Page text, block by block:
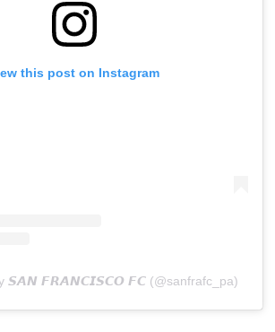
this post on Instagram
𝙎𝘼𝙉 𝙁𝙍𝘼𝙉𝘾𝙄𝙎𝘾𝙊 𝙁𝘾 (@sanfrafc_pa)